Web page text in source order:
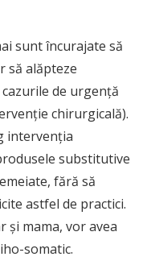
sunt încurajate să
să alăpteze
de urgenţă
chirurgicală).
intervenţia
substitutive
fără să
astfel de practici.
şi mama, vor avea
somatic.